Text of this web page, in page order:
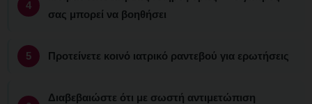
σας μπορεί να βοηθήσει
Προτείνετε κοινό ιατρικό ραντεβού για ερωτήσεις
Διαβεβαιώστε ότι με σωστή αντιμετώπιση